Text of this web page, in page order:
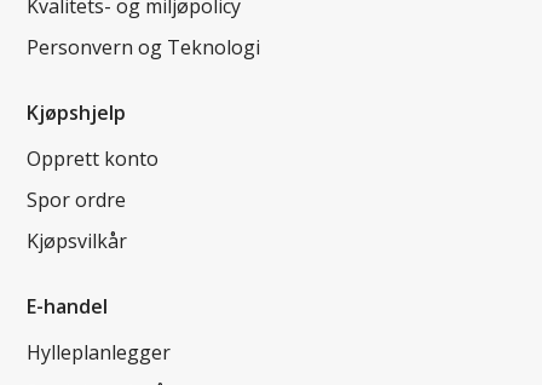
Kvalitets- og miljøpolicy
Personvern og Teknologi
Kjøpshjelp
Opprett konto
Spor ordre
Kjøpsvilkår
E-handel
Hylleplanlegger